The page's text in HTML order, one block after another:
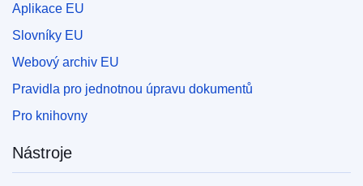
Aplikace EU
Slovníky EU
Webový archiv EU
Pravidla pro jednotnou úpravu dokumentů
Pro knihovny
Nástroje